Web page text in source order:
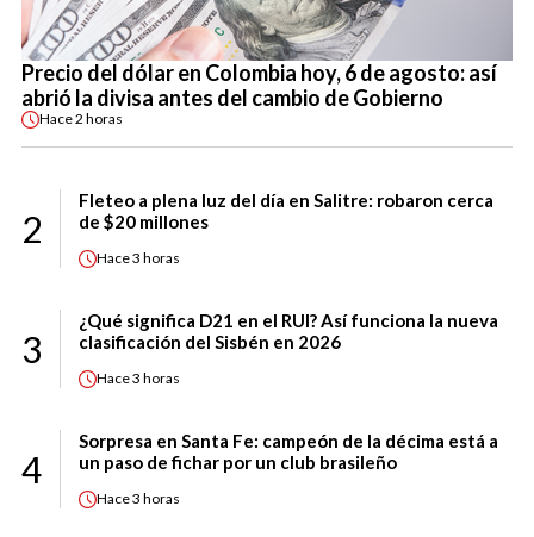
Precio del dólar en Colombia hoy, 6 de agosto: así
abrió la divisa antes del cambio de Gobierno
Hace2 horas
2
Fleteo a plena luz del día en Salitre: robaron cerca
de $20 millones
Hace3 horas
3
¿Qué significa D21 en el RUI? Así funciona la nueva
clasificación del Sisbén en 2026
Hace3 horas
4
Sorpresa en Santa Fe: campeón de la décima está a
un paso de fichar por un club brasileño
Hace3 horas